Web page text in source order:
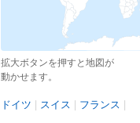
拡大ボタンを押すと地図が
動かせます。
ドイツ | スイス | フランス |